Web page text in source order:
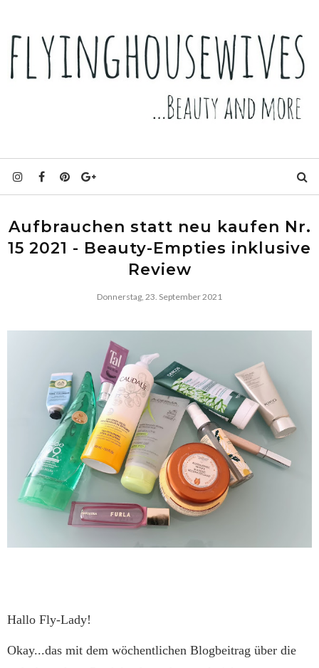
Aufbrauchen statt neu kaufen Nr.
15 2021 - Beauty-Empties inklusive
Review
Donnerstag, 23. September 2021
Hallo Fly-Lady!
Okay...das mit dem wöchentlichen Blogbeitrag über die